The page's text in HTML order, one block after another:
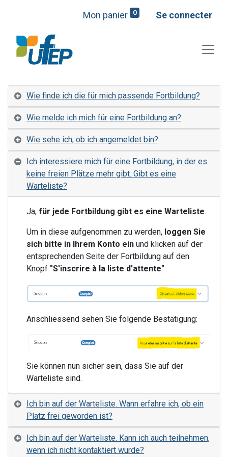
Mon panier 0 Se connecter
Wie finde ich die für mich passende Fortbildung?
Wie melde ich mich für eine Fortbildung an?
Wie sehe ich, ob ich angemeldet bin?
Ich interessiere mich für eine Fortbildung, in der es
keine freien Plätze mehr gibt. Gibt es eine
Warteliste?
Ja, für jede Fortbildung gibt es eine Warteliste.
Um in diese aufgenommen zu werden, loggen Sie
sich bitte in Ihrem Konto ein und klicken auf der
entsprechenden Seite der Fortbildung auf den
Knopf "S'inscrire à la liste d'attente"
Anschliessend sehen Sie folgende Bestätigung:
Sie können nun sicher sein, dass Sie auf der
Warteliste sind.
Ich bin auf der Warteliste. Wann erfahre ich, ob ein
Platz frei geworden ist?
Ich bin auf der Warteliste. Kann ich auch teilnehmen,
wenn ich nicht kontaktiert wurde?